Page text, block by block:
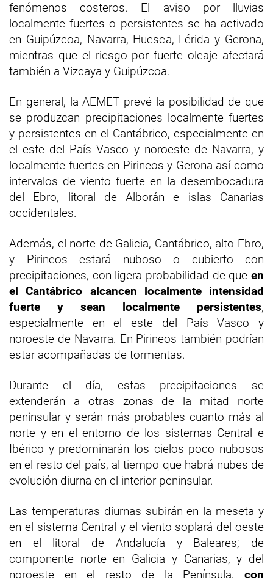
fenómenos costeros. El aviso por lluvias
localmente fuertes o persistentes se ha activado
en Guipúzcoa, Navarra, Huesca, Lérida y Gerona,
mientras que el riesgo por fuerte oleaje afectará
también a Vizcaya y Guipúzcoa.
En general, la AEMET prevé la posibilidad de que
se produzcan precipitaciones localmente fuertes
y persistentes en el Cantábrico, especialmente en
el este del País Vasco y noroeste de Navarra, y
localmente fuertes en Pirineos y Gerona así como
intervalos de viento fuerte en la desembocadura
del Ebro, litoral de Alborán e islas Canarias
occidentales.
Además, el norte de Galicia, Cantábrico, alto Ebro,
y Pirineos estará nuboso o cubierto con
precipitaciones, con ligera probabilidad de que en
el Cantábrico alcancen localmente intensidad
fuerte y sean localmente persistentes,
especialmente en el este del País Vasco y
noroeste de Navarra. En Pirineos también podrían
estar acompañadas de tormentas.
Durante el día, estas precipitaciones se
extenderán a otras zonas de la mitad norte
peninsular y serán más probables cuanto más al
norte y en el entorno de los sistemas Central e
Ibérico y predominarán los cielos poco nubosos
en el resto del país, al tiempo que habrá nubes de
evolución diurna en el interior peninsular.
Las temperaturas diurnas subirán en la meseta y
en el sistema Central y el viento soplará del oeste
en el litoral de Andalucía y Baleares; de
componente norte en Galicia y Canarias, y del
noroeste en el resto de la Península, con